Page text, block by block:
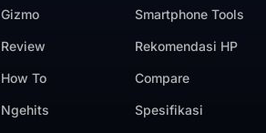
Gizmo
Review
How To
Ngehits
Smartphone Tools
Rekomendasi HP
Compare
Spesifikasi